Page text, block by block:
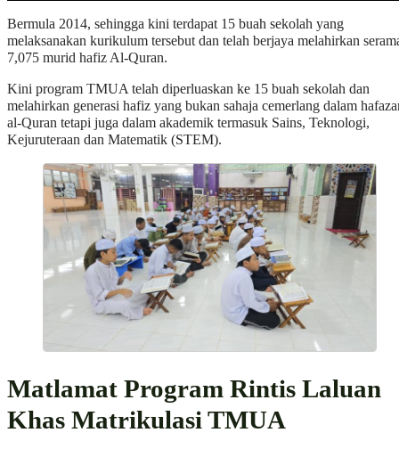
Bermula 2014, sehingga kini terdapat 15 buah sekolah yang
melaksanakan kurikulum tersebut dan telah berjaya melahirkan
7,075 murid hafiz Al-Quran.
Kini program TMUA telah diperluaskan ke 15 buah sekolah dan
melahirkan generasi hafiz yang bukan sahaja cemerlang dalam
al-Quran tetapi juga dalam akademik termasuk Sains, Teknologi,
Kejuruteraan dan Matematik (STEM).
Matlamat Program Rintis Laluan
Khas Matrikulasi TMUA